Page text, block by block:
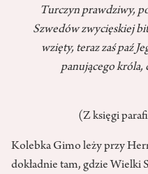
Turczyn prawdziwy,
Szwedów zwycięskiej
wzięty, teraz zaś paź
panującego króla,
(Z księgi
Kolebka Gimo leży przy
dokładnie tam, gdzie Wielki